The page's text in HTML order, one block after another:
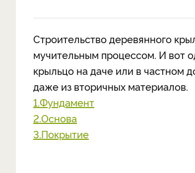
Строительство деревянного
мучительным процессом. И вот
крыльцо на даче или в частном
даже из вторичных материалов.
1.Фундамент
2.Основа
3.Покрытие